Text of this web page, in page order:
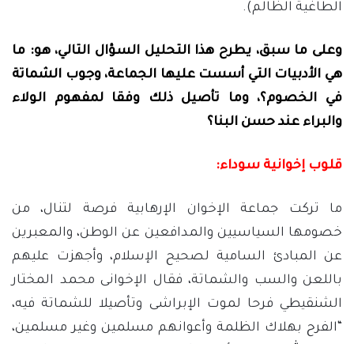
الطاغية الظالم).
وعلى ما سبق، يطرح هذا التحليل السؤال التالي، هو: ما
هي الأدبيات التي أسست عليها الجماعة، وجوب الشماتة
في الخصوم؟، وما تأصيل ذلك وفقا لمفهوم الولاء
والبراء عند حسن البنا؟
قلوب إخوانية سوداء:
ما تركت جماعة الإخوان الإرهابية فرصة لتنال، من
خصومها السياسيين والمدافعين عن الوطن، والمعبرين
عن المبادئ السامية لصحيح الإسلام، وأجهزت عليهم
باللعن والسب والشماتة، فقال الإخوانى محمد المختار
الشنقيطي فرحا لموت الإبراشى وتأصيلا للشماتة فيه،
“الفرح بهلاك الظلمة وأعوانهم مسلمين وغير مسلمين،